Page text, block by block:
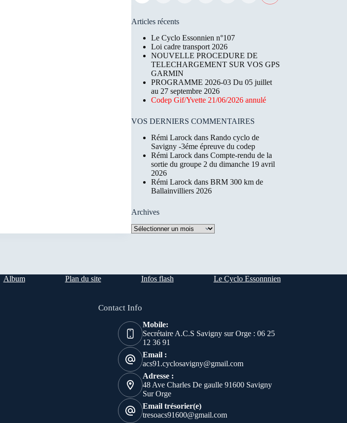
Articles récents
Le Cyclo Essonnien n°107
Loi cadre transport 2026
NOUVELLE PROCEDURE DE
TELECHARGEMENT SUR VOS GPS
GARMIN
PROGRAMME 2026-03 Du 05 juillet
au 27 septembre 2026
Codep Gif/Yvette 21/06/2026 annulé
VOS DERNIERS COMMENTAIRES
Rémi Larock dansRando cyclo de
Savigny -3éme épreuve du codep
Rémi Larock dansCompte-rendu de la
sortie du groupe 2 du dimanche 19 avril
2026
Rémi Larock dansBRM 300 km de
Ballainvilliers 2026
Archives
Archives
Album Plan du site Infos flash Le Cyclo Essonnnien
Contact Info
Mobile:
Secrétaire A.C.S Savigny sur Orge : 06 25
12 36 91
Email :
acs91.cyclosavigny@gmail.com
Adresse :
48 Ave Charles De gaulle 91600 Savigny
Sur Orge
Email trésorier(e)
tresoacs91600@gmail.com